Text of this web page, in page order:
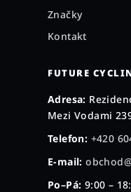
Značky
Kontakt
FUTURE
Adresa:
Mezi Vodami
Telefon: +420
E-mail:
Po–Pá: 9:00 –